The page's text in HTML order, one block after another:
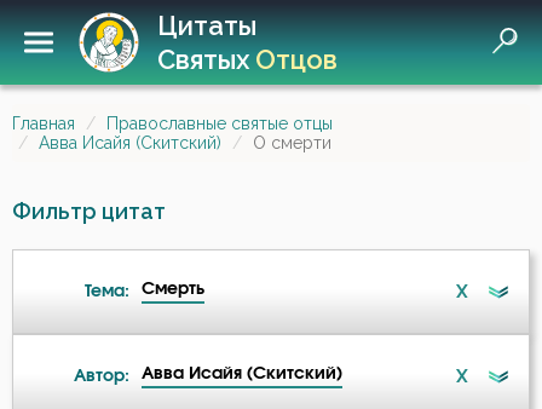
Цитаты
СвятыхОтцов
Главная
Православные святые отцы
Авва Исайя (Скитский)
О смерти
Фильтр цитат
Тема: Смерть X
Автор: Авва Исайя (Скитский) X